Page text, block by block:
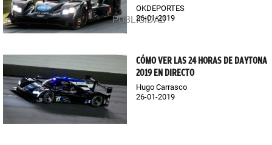
OKDEPORTES
26-01-2019
CÓMO VER LAS 24 HORAS DE DAYTONA
2019 EN DIRECTO
Hugo Carrasco
26-01-2019